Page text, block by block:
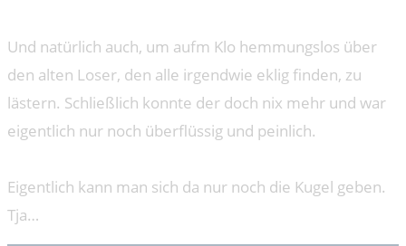
Und natürlich auch, um aufm Klo hemmungslos über
den alten Loser, den alle irgendwie eklig finden, zu
lästern. Schließlich konnte der doch nix mehr und war
eigentlich nur noch überflüssig und peinlich.
Eigentlich kann man sich da nur noch die Kugel geben.
Tja…